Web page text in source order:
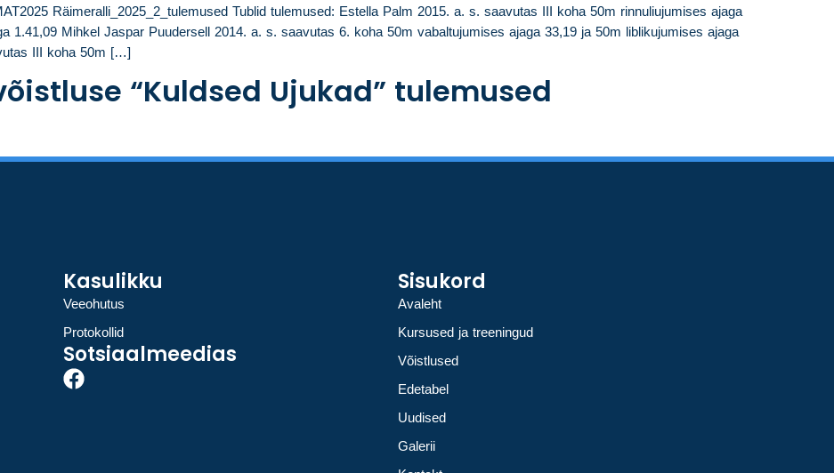
Räimeralli_2025_2_tulemused Tublid tulemused: Estella Palm 2015. a. s. saavutas III koha 50m rinnuliujumises ajaga
1.41,09 Mihkel Jaspar Puudersell 2014. a. s. saavutas 6. koha 50m vabaltujumises ajaga 33,19 ja 50m liblikujumises ajaga
III koha 50m […]
“Kuldsed Ujukad” tulemused
Kasulikku
Veeohutus
Protokollid
Sotsiaalmeedias
Sisukord
Avaleht
Kursused ja treeningud
Võistlused
Edetabel
Uudised
Galerii